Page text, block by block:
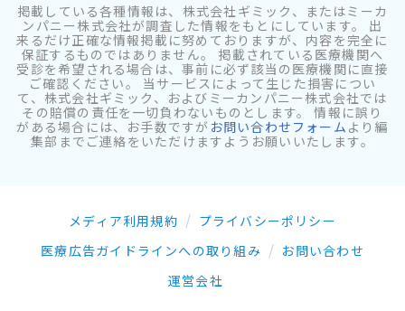
掲載している各種情報は、株式会社ギミック、またはミーカ
ンパニー株式会社が調査した情報をもとにしています。 出
来るだけ正確な情報掲載に努めておりますが、内容を完全に
保証するものではありません。 掲載されている医療機関へ
受診を希望される場合は、事前に必ず該当の医療機関に直接
ご確認ください。 当サービスによって生じた損害につい
て、株式会社ギミック、およびミーカンパニー株式会社では
その賠償の責任を一切負わないものとします。 情報に誤り
がある場合には、お手数ですが お問い合わせフォーム より編
集部までご連絡をいただけますようお願いいたします。
メディア利用規約
プライバシーポリシー
医療広告ガイドラインへの取り組み
お問い合わせ
運営会社